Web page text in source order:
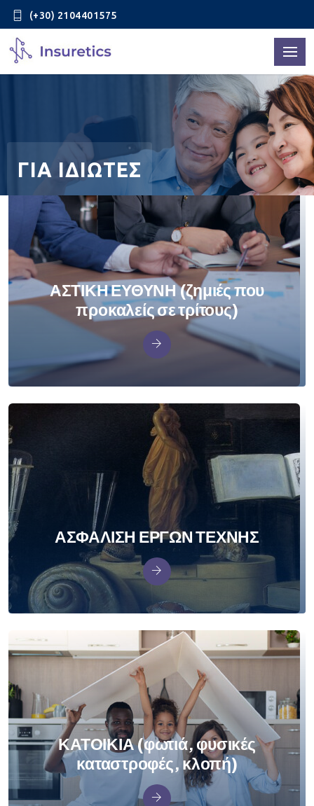
(+30) 2104401575
ΓΙΑ ΙΔΙΩΤΕΣ
ΑΣΤΙΚΗ ΕΥΘΥΝΗ (ζημιές που
προκαλείς σε τρίτους)
ΑΣΦΑΛΙΣΗ ΕΡΓΩΝ ΤΕΧΝΗΣ
ΚΑΤΟΙΚΙΑ (φωτιά, φυσικές
καταστροφές, κλοπή)